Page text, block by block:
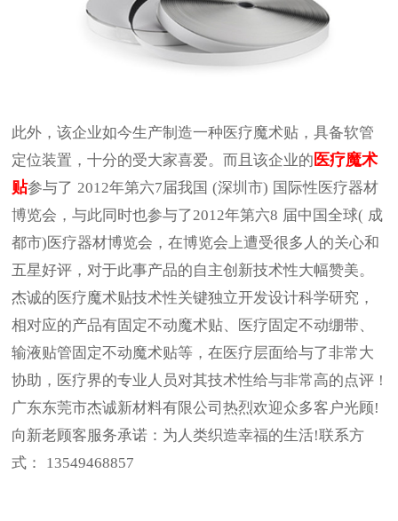
此外，该企业如今生产制造一种医疗魔术贴，具备软管
定位装置，十分的受大家喜爱。而且该企业的 医疗魔术
贴参与了 2012年第六7届我国 (深圳市) 国际性医疗器材
博览会，与此同时也参与了2012年第六8 届中国全球( 成
都市)医疗器材博览会，在博览会上遭受很多人的关心和
五星好评，对于此事产品的自主创新技术性大幅赞美。
杰诚的医疗魔术贴技术性关键独立开发设计科学研究，
相对应的产品有固定不动魔术贴、医疗固定不动绷带、
输液贴管固定不动魔术贴等，在医疗层面给与了非常大
协助，医疗界的专业人员对其技术性给与非常高的点评 !
广东东莞市杰诚新材料有限公司热烈欢迎众多客户光顾!
向新老顾客服务承诺：为人类织造幸福的生活!联系方
式：
13549468857